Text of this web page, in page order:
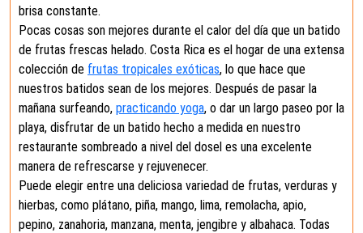
brisa constante.
Pocas cosas son mejores durante el calor del día que un batido
de frutas frescas helado. Costa Rica es el hogar de una extensa
colección de frutas tropicales exóticas, lo que hace que
nuestros batidos sean de los mejores. Después de pasar la
mañana surfeando, practicando yoga, o dar un largo paseo por la
playa, disfrutar de un batido hecho a medida en nuestro
restaurante sombreado a nivel del dosel es una excelente
manera de refrescarse y rejuvenecer.
Puede elegir entre una deliciosa variedad de frutas, verduras y
hierbas, como plátano, piña, mango, lima, remolacha, apio,
pepino, zanahoria, manzana, menta, jengibre y albahaca. Todas